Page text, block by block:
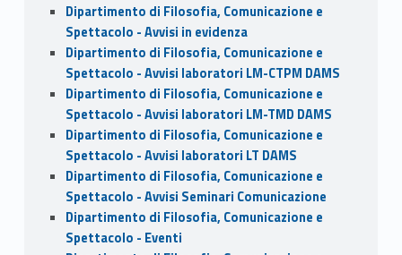
Dipartimento di Filosofia, Comunicazione e
Spettacolo - Avvisi in evidenza
Dipartimento di Filosofia, Comunicazione e
Spettacolo - Avvisi laboratori LM-CTPM DAMS
Dipartimento di Filosofia, Comunicazione e
Spettacolo - Avvisi laboratori LM-TMD DAMS
Dipartimento di Filosofia, Comunicazione e
Spettacolo - Avvisi laboratori LT DAMS
Dipartimento di Filosofia, Comunicazione e
Spettacolo - Avvisi Seminari Comunicazione
Dipartimento di Filosofia, Comunicazione e
Spettacolo - Eventi